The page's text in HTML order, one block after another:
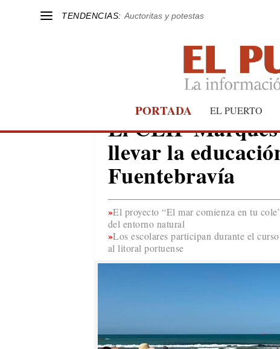
TENDENCIAS: Auctoritas y potestas
PORTADA EL PUERTO
EL PUERTO
El CEIP
llevar la
Fuentebravía
El proyecto “El mar comienza en tu
del entorno natural
Los escolares participan durante el
al litoral portuense